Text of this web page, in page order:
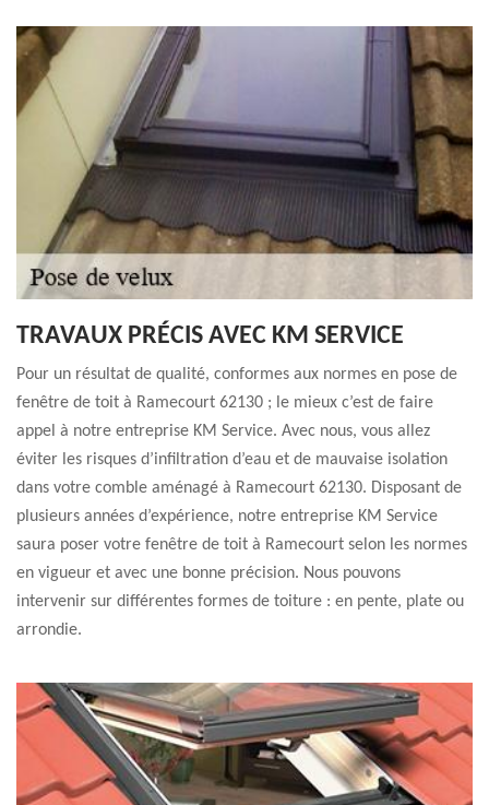
TRAVAUX PRÉCIS AVEC KM SERVICE
Pour un résultat de qualité, conformes aux normes en pose de
fenêtre de toit à Ramecourt 62130 ; le mieux c’est de faire
appel à notre entreprise KM Service. Avec nous, vous allez
éviter les risques d’infiltration d’eau et de mauvaise isolation
dans votre comble aménagé à Ramecourt 62130. Disposant de
plusieurs années d’expérience, notre entreprise KM Service
saura poser votre fenêtre de toit à Ramecourt selon les normes
en vigueur et avec une bonne précision. Nous pouvons
intervenir sur différentes formes de toiture : en pente, plate ou
arrondie.